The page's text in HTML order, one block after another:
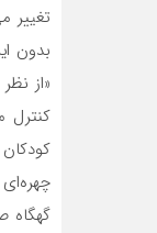
تغییر
بدون
«از
کنترل
گهگاه